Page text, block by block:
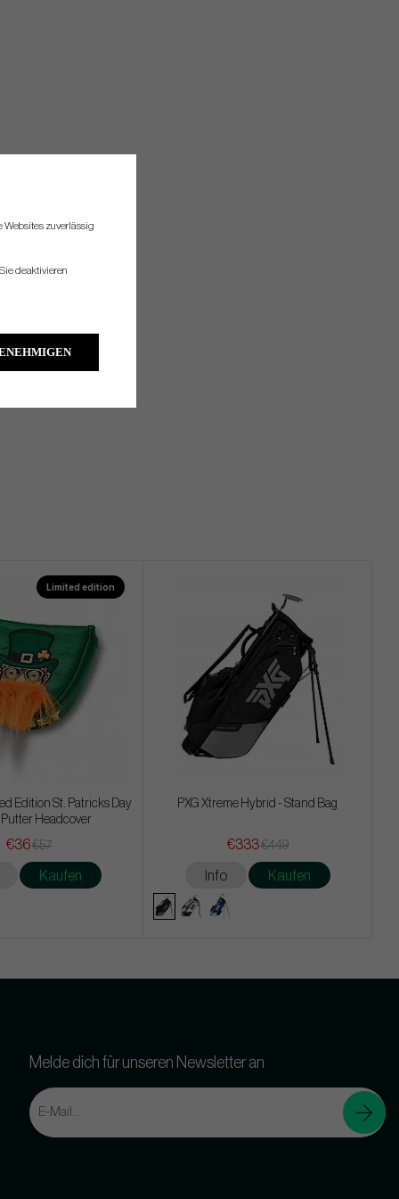
Limited edition
Edition St. Patricks Day
Headcover
€36€57
Kaufen
PXG Xtreme Hybrid - Stand Bag
€333€449
Info Kaufen
Melde dich für unseren Newsletter an
Websites zuverlässig
deaktivieren